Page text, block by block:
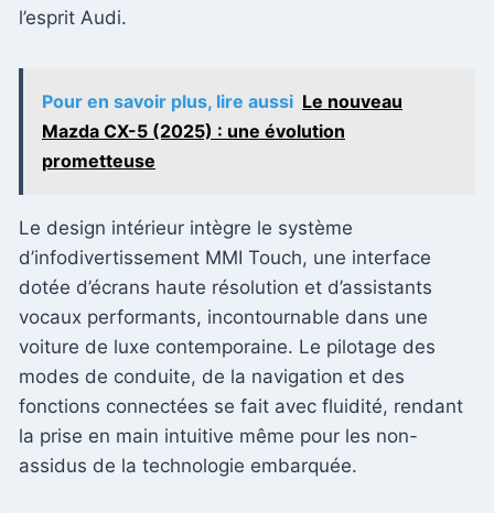
l’esprit Audi.
Pour en savoir plus, lire aussi Le nouveau
Mazda CX-5 (2025) : une évolution
prometteuse
Le design intérieur intègre le système
d’infodivertissement MMI Touch, une interface
dotée d’écrans haute résolution et d’assistants
vocaux performants, incontournable dans une
voiture de luxe contemporaine. Le pilotage des
modes de conduite, de la navigation et des
fonctions connectées se fait avec fluidité, rendant
la prise en main intuitive même pour les non-
assidus de la technologie embarquée.